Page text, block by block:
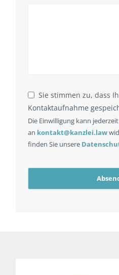
Sie stimmen zu, dass
Kontaktaufnahme
Die Einwilligung kann
an kontakt@kanzlei.law
finden Sie unsere